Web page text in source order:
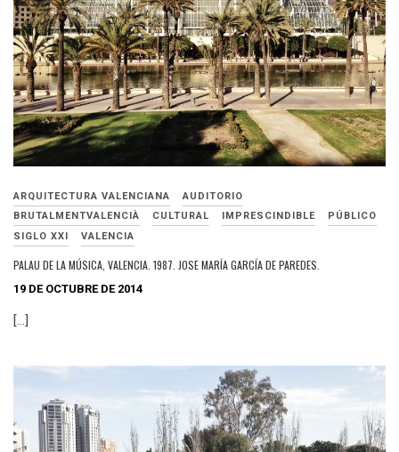
ARQUITECTURA VALENCIANA
AUDITORIO
BRUTALMENTVALENCIÀ
CULTURAL IMPRESCINDIBLE
PÚBLICO
SIGLO XXI
VALENCIA
PALAU DE LA MÚSICA, VALENCIA. 1987. JOSE MARÍA GARCÍA DE PAREDES.
19 DE OCTUBRE DE 2014
[…]